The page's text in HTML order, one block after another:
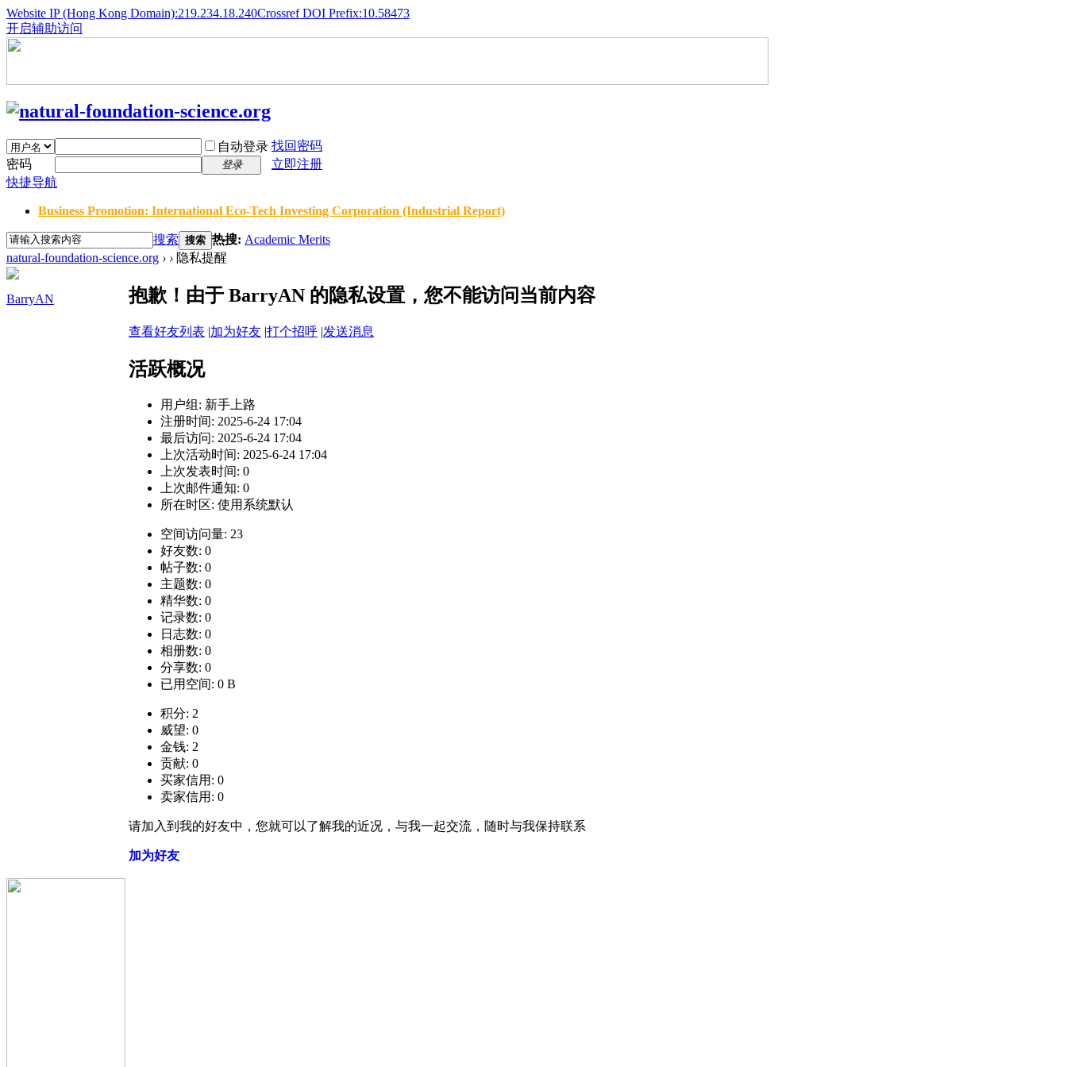
Website IP (Hong Kong Domain):219.234.18.240Crossref DOI Prefix:10.58473
开启辅助访问
自动登录 找回密码
密码
登录
立即注册
快捷导航
Business Promotion: International Eco-Tech Investing Corporation (Industrial Report)
搜索 搜索 热搜: Academic Merits
natural-foundation-science.org › › 隐私提醒
BarryAN 抱歉！由于 BarryAN 的隐私设置，您不能访问当前内容
查看好友列表 |加为好友 |打个招呼 |发送消息
活跃概况
用户组: 新手上路
注册时间: 2025-6-24 17:04
最后访问: 2025-6-24 17:04
上次活动时间: 2025-6-24 17:04
上次发表时间: 0
上次邮件通知: 0
所在时区: 使用系统默认
空间访问量: 23
好友数: 0
帖子数: 0
主题数: 0
精华数: 0
记录数: 0
日志数: 0
相册数: 0
分享数: 0
已用空间: 0 B
积分: 2
威望: 0
金钱: 2
贡献: 0
买家信用: 0
卖家信用: 0
请加入到我的好友中，您就可以了解我的近况，与我一起交流，随时与我保持联系
加为好友